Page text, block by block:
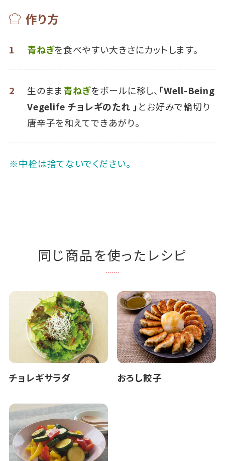
作り方
1 青ねぎを食べやすい大きさにカットします。
2 生のまま青ねぎをボールに移し、 「Well-Being
Vegelife チョレギのたれ 」とお好みで輪切り
唐辛子を和えてできあがり。
※中栓は捨てないでください。
同じ商品を使ったレシピ
チョレギサラダ おろし餃子